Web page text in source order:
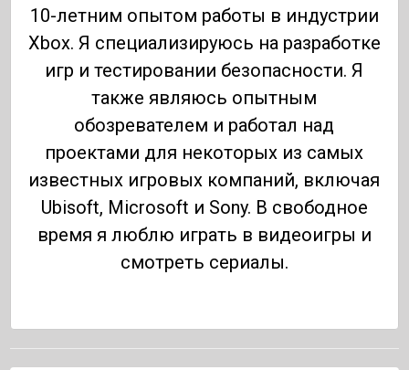
10-летним опытом работы в индустрии
Xbox. Я специализируюсь на разработке
игр и тестировании безопасности. Я
также являюсь опытным
обозревателем и работал над
проектами для некоторых из самых
известных игровых компаний, включая
Ubisoft, Microsoft и Sony. В свободное
время я люблю играть в видеоигры и
смотреть сериалы.